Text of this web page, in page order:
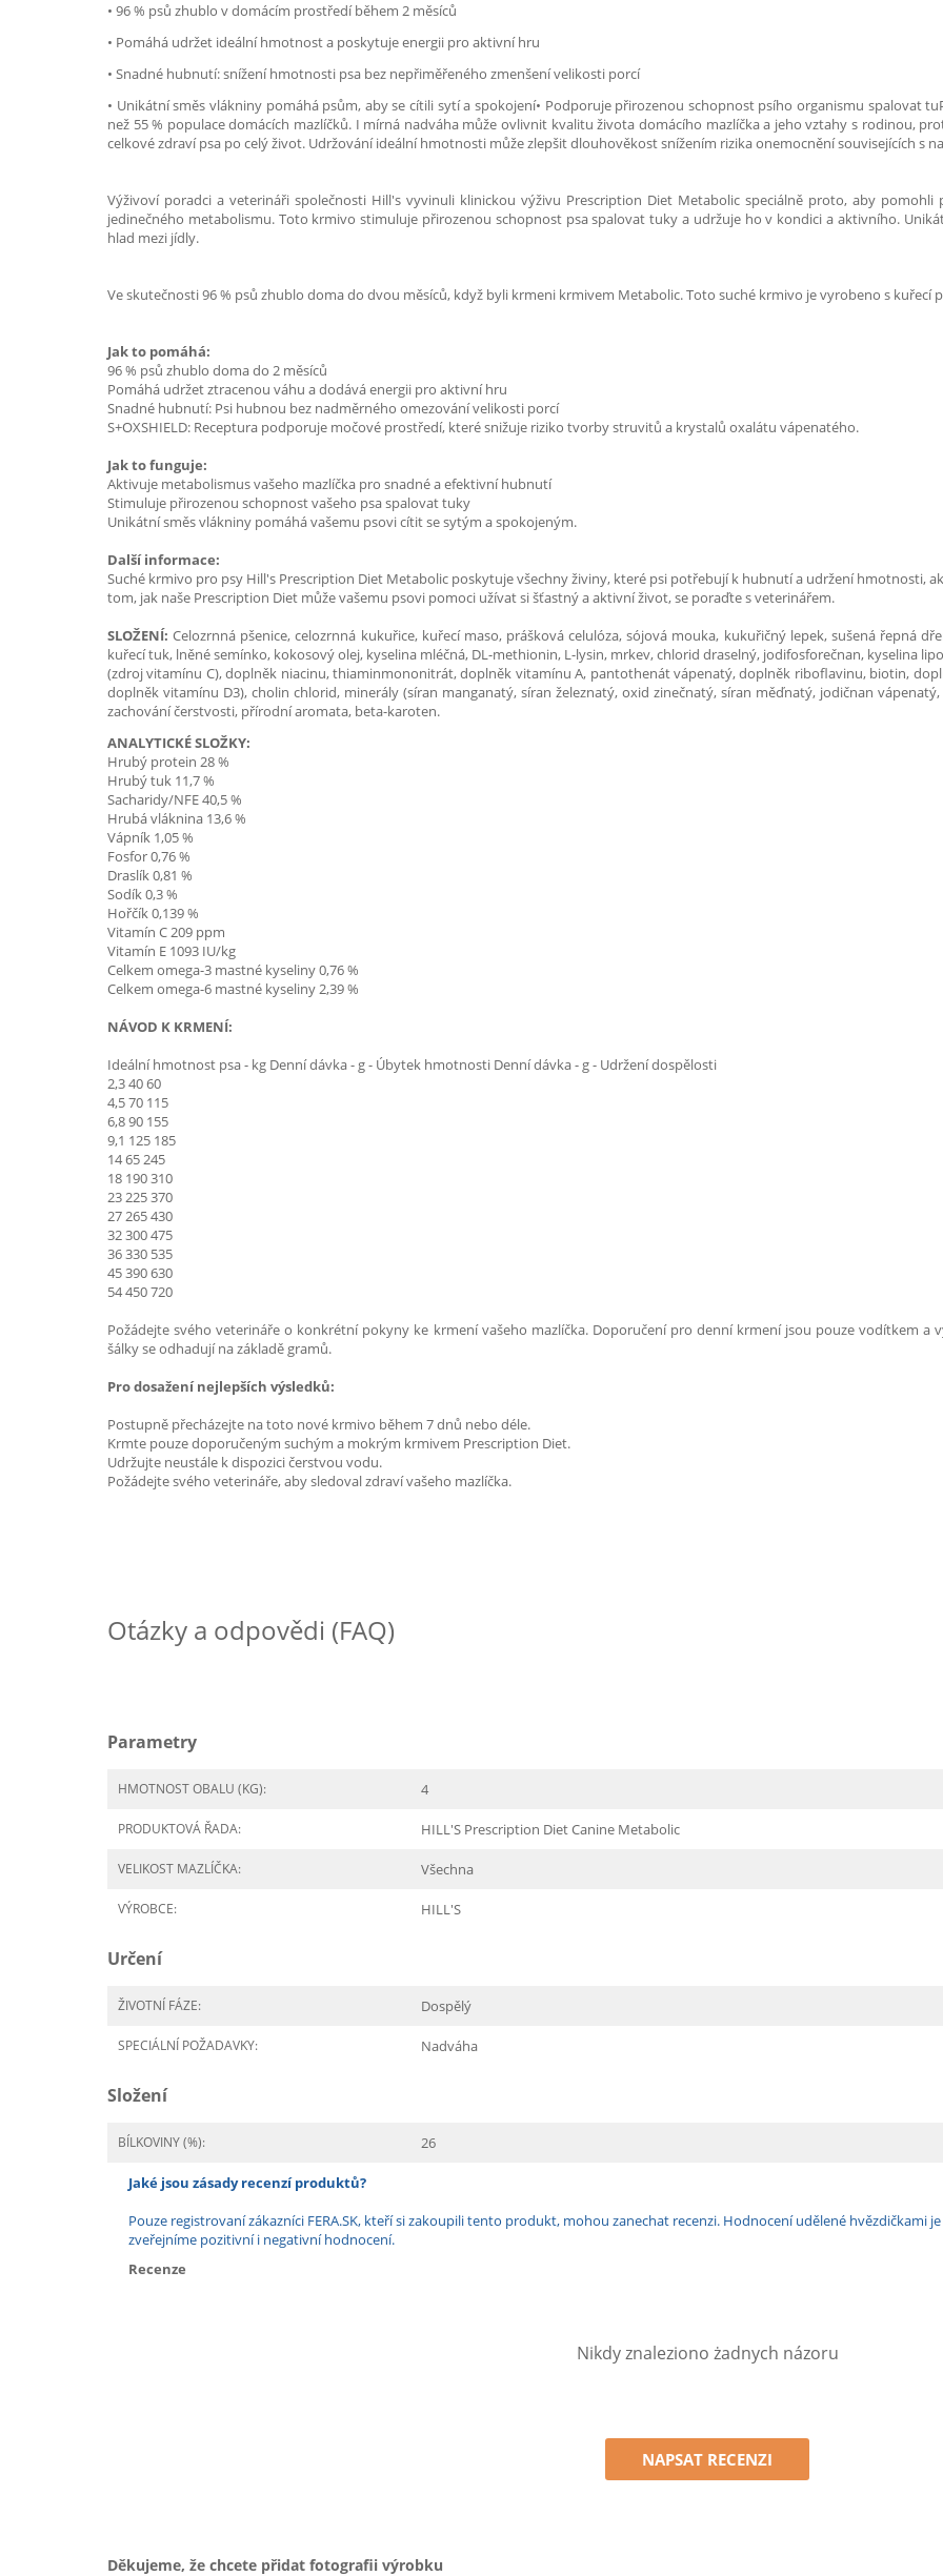
• 96 % psů zhublo v domácím prostředí během 2 měsíců
• Pomáhá udržet ideální hmotnost a poskytuje energii pro aktivní hru
• Snadné hubnutí: snížení hmotnosti psa bez nepřiměřeného zmenšení velikosti porcí
• Unikátní směs vlákniny pomáhá psům, aby se cítili sytí a spokojení• Podporuje přirozenou schopnost psího organismu spalovat
než 55 % populace domácích mazlíčků. I mírná nadváha může ovlivnit kvalitu života domácího mazlíčka a jeho vztahy s rodinou,
celkové zdraví psa po celý život. Udržování ideální hmotnosti může zlepšit dlouhověkost snížením rizika onemocnění souvisejících s
Výživoví poradci a veterináři společnosti Hill's vyvinuli klinickou výživu Prescription Diet Metabolic speciálně proto, aby
jedinečného metabolismu. Toto krmivo stimuluje přirozenou schopnost psa spalovat tuky a udržuje ho v kondici a aktivního.
hlad mezi jídly.
Ve skutečnosti 96 % psů zhublo doma do dvou měsíců, když byli krmeni krmivem Metabolic. Toto suché krmivo je vyrobeno s
Jak to pomáhá:
96 % psů zhublo doma do 2 měsíců
Pomáhá udržet ztracenou váhu a dodává energii pro aktivní hru
Snadné hubnutí: Psi hubnou bez nadměrného omezování velikosti porcí
S+OXSHIELD: Receptura podporuje močové prostředí, které snižuje riziko tvorby struvitů a krystalů oxalátu vápenatého.
Jak to funguje:
Aktivuje metabolismus vašeho mazlíčka pro snadné a efektivní hubnutí
Stimuluje přirozenou schopnost vašeho psa spalovat tuky
Unikátní směs vlákniny pomáhá vašemu psovi cítit se sytým a spokojeným.
Další informace:
Suché krmivo pro psy Hill's Prescription Diet Metabolic poskytuje všechny živiny, které psi potřebují k hubnutí a udržení hmotnosti,
tom, jak naše Prescription Diet může vašemu psovi pomoci užívat si šťastný a aktivní život, se poraďte s veterinářem.
SLOŽENÍ: Celozrnná pšenice, celozrnná kukuřice, kuřecí maso, prášková celulóza, sójová mouka, kukuřičný lepek, sušená řepná
kuřecí tuk, lněné semínko, kokosový olej, kyselina mléčná, DL-methionin, L-lysin, mrkev, chlorid draselný, jodifosforečnan, kyselina
(zdroj vitamínu C), doplněk niacinu, thiaminmononitrát, doplněk vitamínu A, pantothenát vápenatý, doplněk riboflavinu, biotin,
doplněk vitamínu D3), cholin chlorid, minerály (síran manganatý, síran železnatý, oxid zinečnatý, síran měďnatý, jodičnan
zachování čerstvosti, přírodní aromata, beta-karoten.
ANALYTICKÉ SLOŽKY:
Hrubý protein 28 %
Hrubý tuk 11,7 %
Sacharidy/NFE 40,5 %
Hrubá vláknina 13,6 %
Vápník 1,05 %
Fosfor 0,76 %
Draslík 0,81 %
Sodík 0,3 %
Hořčík 0,139 %
Vitamín C 209 ppm
Vitamín E 1093 IU/kg
Celkem omega-3 mastné kyseliny 0,76 %
Celkem omega-6 mastné kyseliny 2,39 %
NÁVOD K KRMENÍ:
Ideální hmotnost psa - kg Denní dávka - g - Úbytek hmotnosti Denní dávka - g - Udržení dospělosti
2,3 40 60
4,5 70 115
6,8 90 155
9,1 125 185
14 65 245
18 190 310
23 225 370
27 265 430
32 300 475
36 330 535
45 390 630
54 450 720
Požádejte svého veterináře o konkrétní pokyny ke krmení vašeho mazlíčka. Doporučení pro denní krmení jsou pouze vodítkem a
šálky se odhadují na základě gramů.
Pro dosažení nejlepších výsledků:
Postupně přecházejte na toto nové krmivo během 7 dnů nebo déle.
Krmte pouze doporučeným suchým a mokrým krmivem Prescription Diet.
Udržujte neustále k dispozici čerstvou vodu.
Požádejte svého veterináře, aby sledoval zdraví vašeho mazlíčka.
Otázky a odpovědi (FAQ)
Parametry
HMOTNOST OBALU (KG): 4
PRODUKTOVÁ ŘADA: HILL'S Prescription Diet Canine Metabolic
VELIKOST MAZLÍČKA: Všechna
VÝROBCE: HILL'S
Určení
ŽIVOTNÍ FÁZE: Dospělý
SPECIÁLNÍ POŽADAVKY: Nadváha
Složení
BÍLKOVINY (%): 26
Jaké jsou zásady recenzí produktů?
Pouze registrovaní zákazníci FERA.SK, kteří si zakoupili tento produkt, mohou zanechat recenzi. Hodnocení udělené hvězdičkami
zveřejníme pozitivní i negativní hodnocení.
Recenze
Nikdy znaleziono żadnych názoru
NAPSAT RECENZI
Děkujeme, že chcete přidat fotografii výrobku